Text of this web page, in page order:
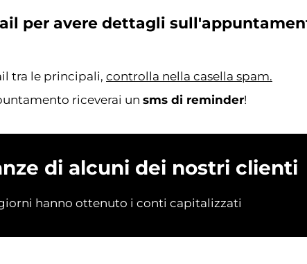
per avere dettagli
tra le principali, controlla nella casella spam.
riceverai un sms di reminder!
di alcuni dei nostri clienti
hanno ottenuto i conti capitalizzati